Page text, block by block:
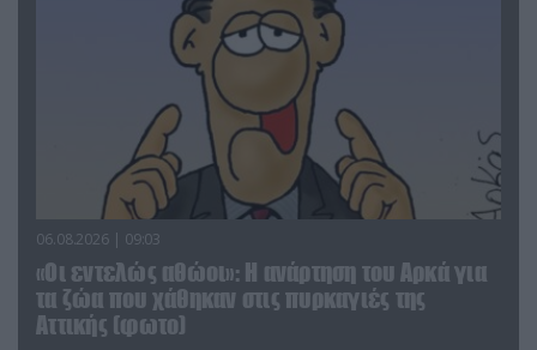
06.08.2026 | 09:03
«Οι εντελώς αθώοι»: Η ανάρτηση του Αρκά για
τα ζώα που χάθηκαν στις πυρκαγιές της
Αττικής (φωτο)